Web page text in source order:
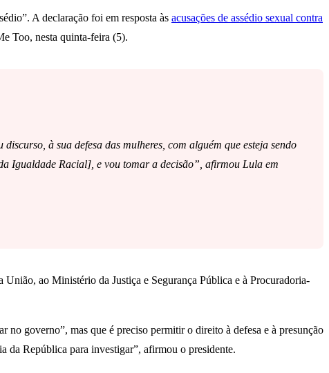
A declaração foi em resposta às acusações de assédio sexual contra
Too, nesta quinta-feira (5).
à sua defesa das mulheres, com alguém que esteja sendo
Igualdade Racial], e vou tomar a decisão”, afirmou Lula em
ao Ministério da Justiça e Segurança Pública e à Procuradoria-
governo”, mas que é preciso permitir o direito à defesa e à presunção
da República para investigar”, afirmou o presidente.